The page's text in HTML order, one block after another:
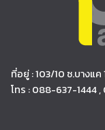
ที่อยู่ : 103/10 ซ.บางแ
โทร : 088-637-1444